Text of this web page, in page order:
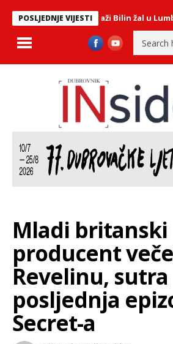
POSLJEDNJE VIJESTI
mora na plaži Bilin žal u Lumbardi
Mladi britanski
producent
Revelinu, sutra
posljednja
Secret-a